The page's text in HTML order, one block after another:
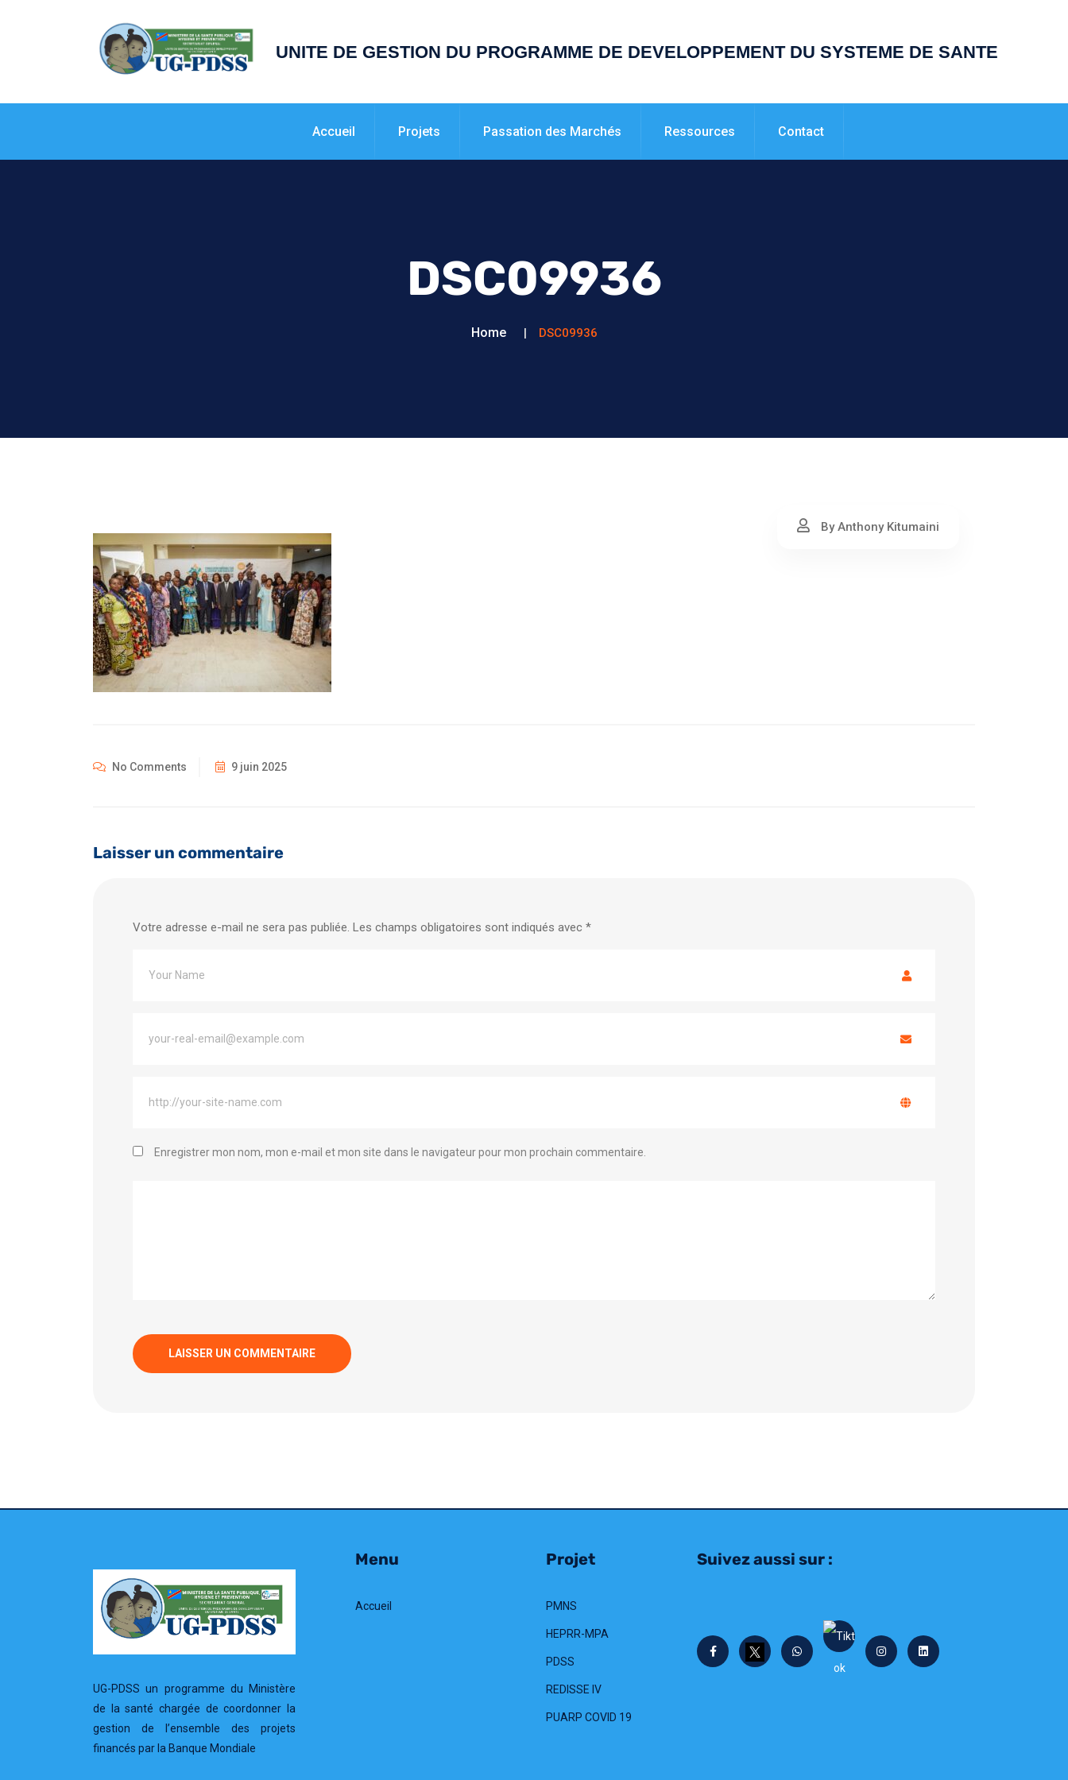
UNITE DE GESTION DU PROGRAMME DE DEVELOPPEMENT DU SYSTEME DE SANTE
Accueil Projets Passation des Marchés Ressources Contact
DSC09936
Home DSC09936
By Anthony Kitumaini
No Comments 9 juin 2025
Laisser un commentaire
Votre adresse e-mail ne sera pas publiée. Les champs obligatoires sont indiqués avec *
Enregistrer mon nom, mon e-mail et mon site dans le navigateur pour mon prochain commentaire.
UG-PDSS un programme du Ministère
de la santé chargée de coordonner la
gestion de l’ensemble des projets
financés par la Banque Mondiale
Menu
Accueil
Projet
PMNS
HEPRR-MPA
PDSS
REDISSE IV
PUARP COVID 19
Suivez aussi sur :